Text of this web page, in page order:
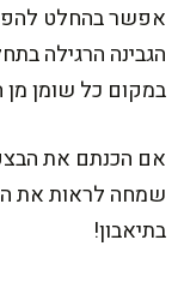
אפשר בהחלט
הגבינה הרגילה
במקום כל שומן מן
אם הכנתם את
שמחה לראות את
בתיאבון!